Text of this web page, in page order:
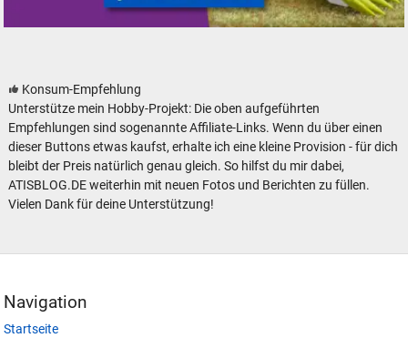
Konsum-Empfehlung
Unterstütze mein Hobby-Projekt: Die oben aufgeführten
Empfehlungen sind sogenannte Affiliate-Links. Wenn du über einen
dieser Buttons etwas kaufst, erhalte ich eine kleine Provision - für dich
bleibt der Preis natürlich genau gleich. So hilfst du mir dabei,
ATISBLOG.DE weiterhin mit neuen Fotos und Berichten zu füllen.
Vielen Dank für deine Unterstützung!
Navigation
Startseite